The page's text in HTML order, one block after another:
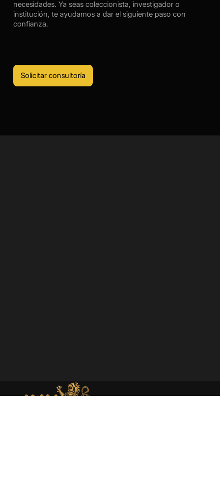
necesidades. Ya seas coleccionista, investigador o
institución, te ayudamos a dar el siguiente paso con
confianza.
Solicitar consultoría